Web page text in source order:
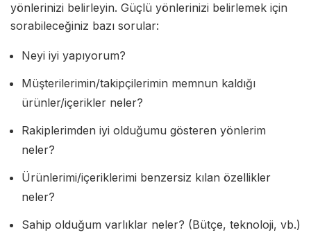
yönlerinizi belirleyin. Güçlü yönlerinizi belirlemek için
sorabileceğiniz bazı sorular:
Neyi iyi yapıyorum?
Müşterilerimin/takipçilerimin memnun kaldığı
ürünler/içerikler neler?
Rakiplerimden iyi olduğumu gösteren yönlerim
neler?
Ürünlerimi/içeriklerimi benzersiz kılan özellikler
neler?
Sahip olduğum varlıklar neler? (Bütçe, teknoloji, vb.)